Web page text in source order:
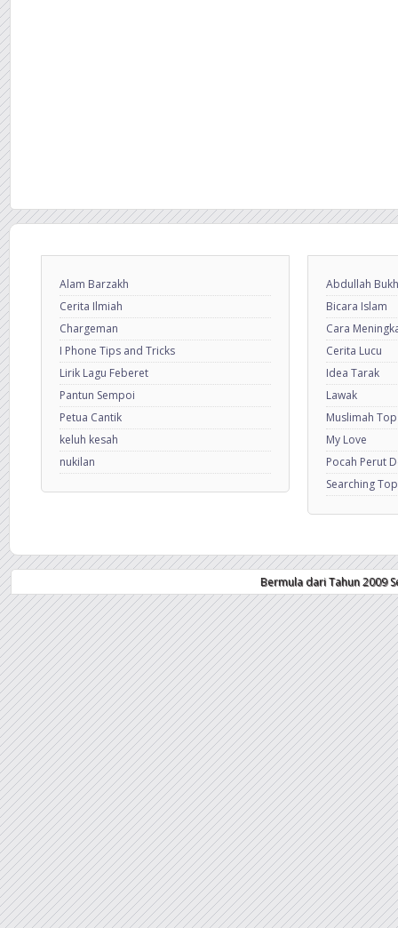
Alam Barzakh
Cerita Ilmiah
Chargeman
I Phone Tips and Tricks
Lirik Lagu Feberet
Pantun Sempoi
Petua Cantik
keluh kesah
nukilan
Abdullah
Bicara Islam
Cara
Cerita Lucu
Idea Tarak
Lawak
Muslimah
My Love
Pocah Perut
Searching
Bermula dari Tahun 2009